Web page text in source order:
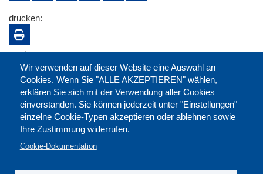
Wir verwenden auf dieser Website eine Auswahl an
Cookies. Wenn Sie "ALLE AKZEPTIEREN" wählen,
erklären Sie sich mit der Verwendung aller Cookies
einverstanden. Sie können jederzeit unter "Einstellungen"
einzelne Cookie-Typen akzeptieren oder ablehnen sowie
Ihre Zustimmung widerrufen.
Cookie-Dokumentation
drucken:
merken: